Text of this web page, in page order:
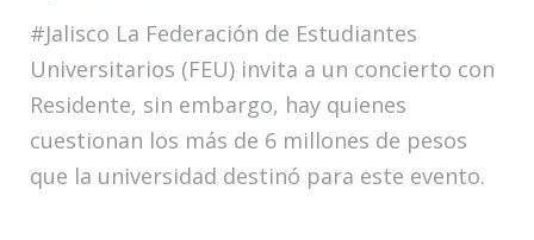
#Jalisco La Federación de Estudiantes
Universitarios (FEU) invita a un concierto con
Residente, sin embargo, hay quienes
cuestionan los más de 6 millones de pesos
que la universidad destinó para este evento.